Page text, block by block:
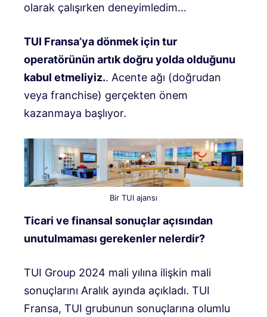
olarak çalışırken deneyimledim…
TUI Fransa’ya dönmek için tur
operatörünün artık doğru yolda olduğunu
kabul etmeliyiz.. Acente ağı (doğrudan
veya franchise) gerçekten önem
kazanmaya başlıyor.
Bir TUI ajansı
Ticari ve finansal sonuçlar açısından
unutulmaması gerekenler nelerdir?
TUI Group 2024 mali yılına ilişkin mali
sonuçlarını Aralık ayında açıkladı. TUI
Fransa, TUI grubunun sonuçlarına olumlu